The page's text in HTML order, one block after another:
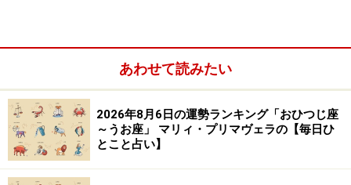
あなたにとって、夏の恋は、どんな意味を持つのか、そ
して、それは、どんな幸せをもたらすのか、西洋占星術
を手掛かりに探っていきましょう。恋を始めるシチュエ
ーション、引き寄せアイテムについても、お話ししま
あわせて読みたい
2026年8月6日の運勢ランキング「おひつじ座
～うお座」 マリィ・プリマヴェラの【毎日ひ
とこと占い】